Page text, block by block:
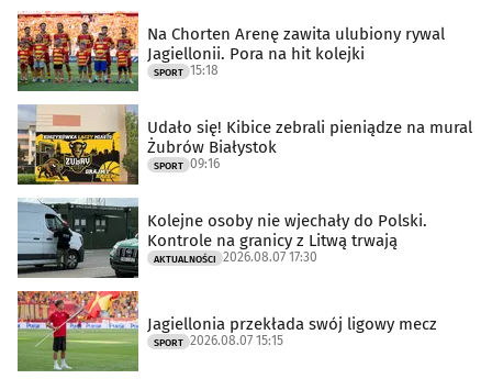
Na Chorten Arenę zawita ulubiony rywal
Jagiellonii. Pora na hit kolejki
SPORT 15:18
Udało się! Kibice zebrali pieniądze na mural
Żubrów Białystok
SPORT 09:16
Kolejne osoby nie wjechały do Polski.
Kontrole na granicy z Litwą trwają
AKTUALNOŚCI 2026.08.07 17:30
Jagiellonia przekłada swój ligowy mecz
SPORT 2026.08.07 15:15